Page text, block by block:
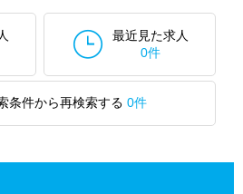
最近見た求人
0件
条件から再検索する 0件